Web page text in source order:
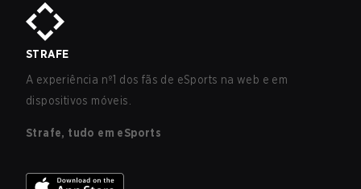
STRAFE
A experiência nº1 dos fãs de eSports na web e em
dispositivos móveis.
Strafe, tudo em eSports